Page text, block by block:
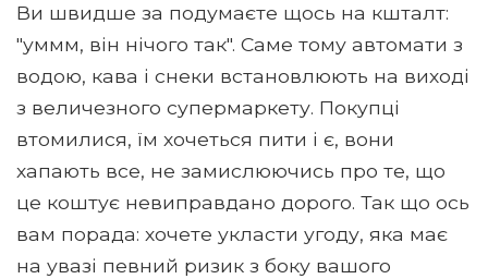
Ви швидше за подумаєте щось на кшталт:
"уммм, він нічого так". Саме тому автомати з
водою, кава і снеки встановлюють на виході
з величезного супермаркету. Покупці
втомилися, їм хочеться пити і є, вони
хапають все, не замислюючись про те, що
це коштує невиправдано дорого. Так що ось
вам порада: хочете укласти угоду, яка має
на увазі певний ризик з боку вашого